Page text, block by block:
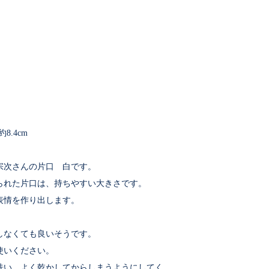
8.4cm
次さんの片口 白です。
た片口は、持ちやすい大きさです。
を作り出します。
くても良いそうです。
ください。